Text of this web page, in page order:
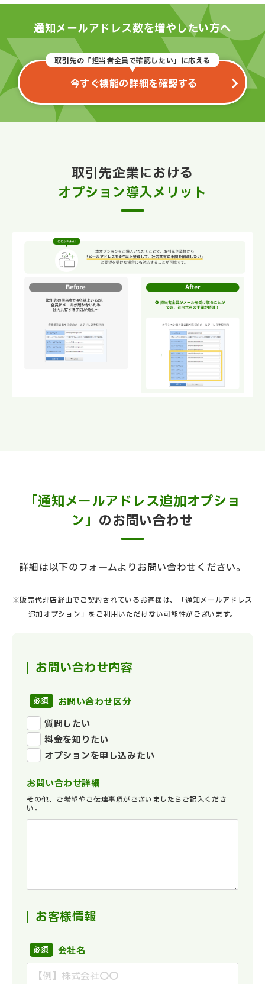
通知メールアドレス数を増やしたい方へ
取引先の「担当者全員で確認したい」に応える
今すぐ機能の詳細を確認する
取引先企業における
オプション導入メリット
「通知メールアドレス追加オプショ
ン」 のお問い合わせ
詳細は以下のフォームよりお問い合わせください。
※販売代理店経由でご契約されているお客様は、「通知メールアドレス
追加オプション」をご利用いただけない可能性がございます。
お問い合わせ内容
お問い合わせ区分
質問したい
料金を知りたい
オプションを申し込みたい
お問い合わせ詳細
その他、ご希望やご伝達事項がございましたらご記入くださ
い。
お客様情報
会社名